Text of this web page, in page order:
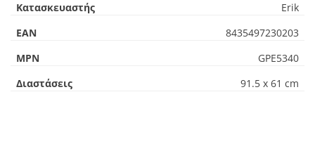
Κατασκευαστής
Erik
EAN
8435497230203
MPN
GPE5340
Διαστάσεις
91.5 x 61 cm